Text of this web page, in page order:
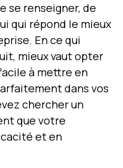
se renseigner, de
qui répond le mieux
En ce qui
mieux vaut opter
à mettre en
dans vos
chercher un
que votre
et en